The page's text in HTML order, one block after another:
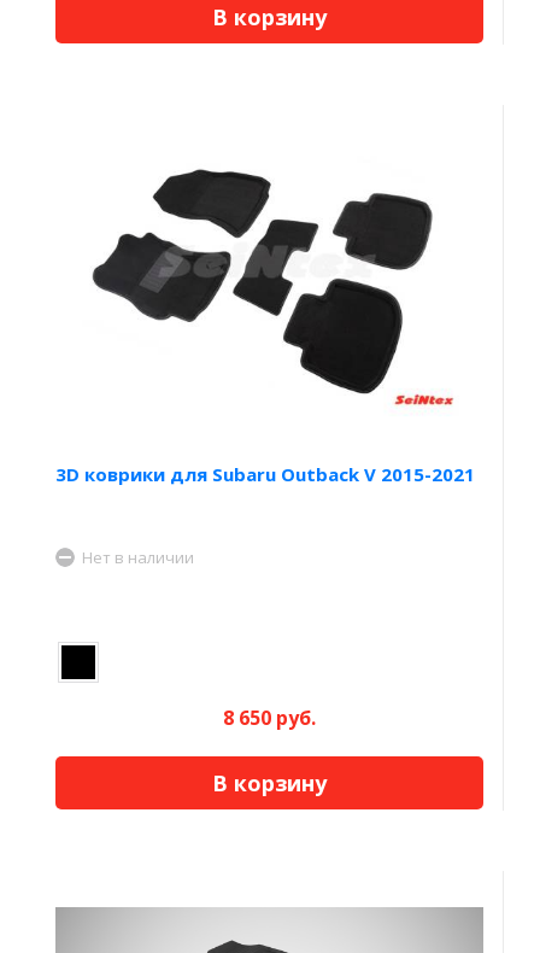
В корзину
3D коврики для Subaru Outback V 2015-2021
Нет в наличии
8 650 руб.
В корзину